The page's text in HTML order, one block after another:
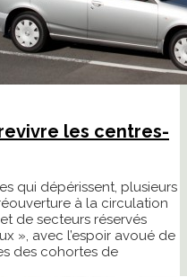
les centres-
qui dépérissent, plusieurs
à la circulation
de secteurs réservés
», avec l’espoir avoué de
des cohortes de